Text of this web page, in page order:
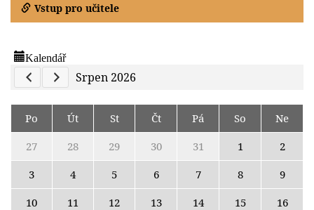
Vstup pro učitele
Kalendář
Previous Calendar
Next Calendar
Srpen 2026
Po Út St Čt Pá So
Ne
27
28 29 30 31 1
2
3
4 5 6 7 8
9
10
11 12 13 14 15
16